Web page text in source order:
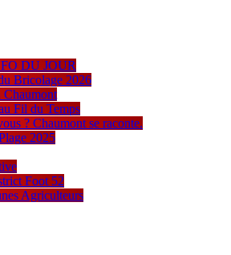
DU JOUR
Bricolage 2026
Chaumont
Fil du Temps
? Chaumont se raconte.
2025
Foot 52
Agriculteurs